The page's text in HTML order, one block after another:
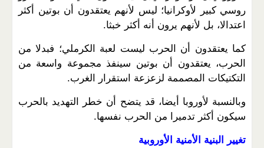
روسي كبير لأوكرانيا؛ ليس لأنهم يعتقدون أن بوتين أكثر
اعتدالا، بل لأنهم يرون أنه أكثر خبثا.
كما يعتقدون أن الحرب ليست لعبة الكرملي؛ فبدلا من
الحرب، يعتقدون أن بوتين سينفذ مجموعة واسعة من
التكتيكات المصممة لزعزعة استقرار الغرب.
وبالنسبة لأوروبا أيضا، قد يتضح أن خطر التهديد بالحرب
سيكون أكثر تدميرا من الحرب نفسها.
تغيير البنية الأمنية الأوروبية